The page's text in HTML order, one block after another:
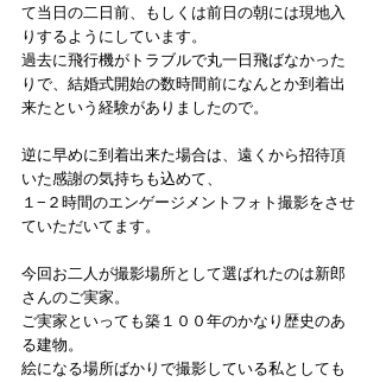
て当日の二日前、もしくは前日の朝には現地入
りするようにしています。
過去に飛行機がトラブルで丸一日飛ばなかった
りで、結婚式開始の数時間前になんとか到着出
来たという経験がありましたので。
逆に早めに到着出来た場合は、遠くから招待頂
いた感謝の気持ちも込めて、
１−２時間のエンゲージメントフォト撮影をさせ
ていただいてます。
今回お二人が撮影場所として選ばれたのは新郎
さんのご実家。
ご実家といっても築１００年のかなり歴史のあ
る建物。
絵になる場所ばかりで撮影している私としても